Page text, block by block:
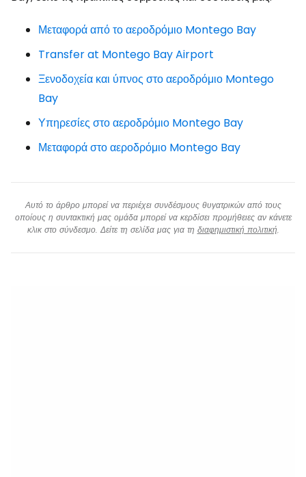
Μεταφορά από το αεροδρόμιο Montego Bay
Transfer at Montego Bay Airport
Ξενοδοχεία και ύπνος στο αεροδρόμιο Montego
Bay
Υπηρεσίες στο αεροδρόμιο Montego Bay
Μεταφορά στο αεροδρόμιο Montego Bay
Αυτό το άρθρο μπορεί να περιέχει συνδέσμους θυγατρικών από τους
οποίους η συντακτική μας ομάδα μπορεί να κερδίσει προμήθειες αν κάνετε
κλικ στο σύνδεσμο. Δείτε τη σελίδα μας για τη διαφημιστική πολιτική.